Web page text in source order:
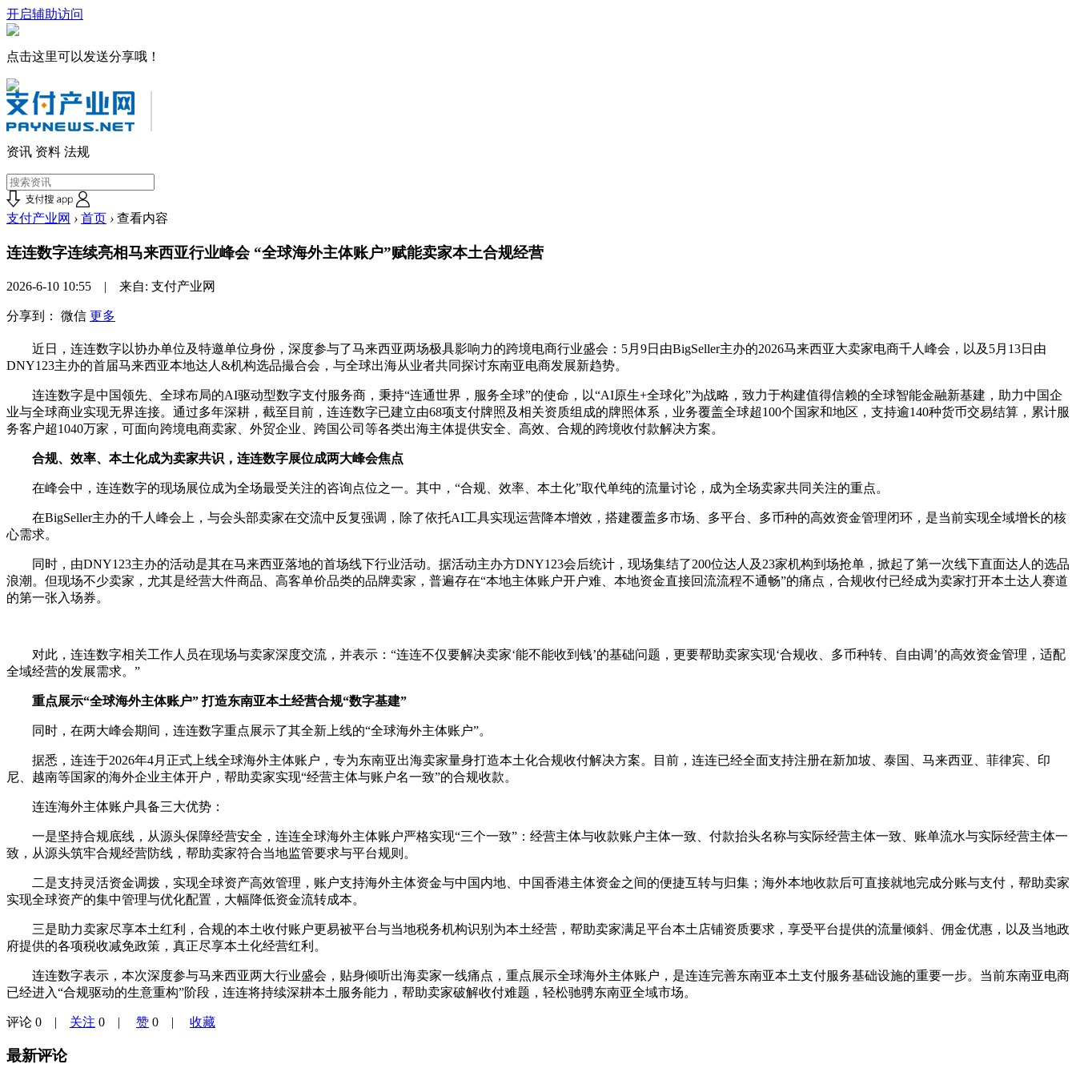
开启辅助访问
点击这里可以发送分享哦！
资讯 资料 法规
支付产业网 › 首页 › 查看内容
连连数字连续亮相马来西亚行业峰会 “全球海外主体账户”赋能卖家本土合规经营
2026-6-10 10:55 | 来自: 支付产业网
分享到： 微信 更多
近日，连连数字以协办单位及特邀单位身份，深度参与了马来西亚两场极具影响力的跨境电商行业盛会：5月9日由BigSeller主办的2026马来西亚大卖家电商千人峰会，以及5月13日由
DNY123主办的首届马来西亚本地达人&机构选品撮合会，与全球出海从业者共同探讨东南亚电商发展新趋势。
连连数字是中国领先、全球布局的AI驱动型数字支付服务商，秉持“连通世界，服务全球”的使命，以“AI原生+全球化”为战略，致力于构建值得信赖的全球智能金融新基建，助力中国企
业与全球商业实现无界连接。通过多年深耕，截至目前，连连数字已建立由68项支付牌照及相关资质组成的牌照体系，业务覆盖全球超100个国家和地区，支持逾140种货币交易结算，累计服
务客户超1040万家，可面向跨境电商卖家、外贸企业、跨国公司等各类出海主体提供安全、高效、合规的跨境收付款解决方案。
合规、效率、本土化成为卖家共识，连连数字展位成两大峰会焦点
在峰会中，连连数字的现场展位成为全场最受关注的咨询点位之一。其中，“合规、效率、本土化”取代单纯的流量讨论，成为全场卖家共同关注的重点。
在BigSeller主办的千人峰会上，与会头部卖家在交流中反复强调，除了依托AI工具实现运营降本增效，搭建覆盖多市场、多平台、多币种的高效资金管理闭环，是当前实现全域增长的核
心需求。
同时，由DNY123主办的活动是其在马来西亚落地的首场线下行业活动。据活动主办方DNY123会后统计，现场集结了200位达人及23家机构到场抢单，掀起了第一次线下直面达人的选品
浪潮。但现场不少卖家，尤其是经营大件商品、高客单价品类的品牌卖家，普遍存在“本地主体账户开户难、本地资金直接回流流程不通畅”的痛点，合规收付已经成为卖家打开本土达人赛道
的第一张入场券。
对此，连连数字相关工作人员在现场与卖家深度交流，并表示：“连连不仅要解决卖家‘能不能收到钱’的基础问题，更要帮助卖家实现‘合规收、多币种转、自由调’的高效资金管理，适配
全域经营的发展需求。”
重点展示“全球海外主体账户” 打造东南亚本土经营合规“数字基建”
同时，在两大峰会期间，连连数字重点展示了其全新上线的“全球海外主体账户”。
据悉，连连于2026年4月正式上线全球海外主体账户，专为东南亚出海卖家量身打造本土化合规收付解决方案。目前，连连已经全面支持注册在新加坡、泰国、马来西亚、菲律宾、印
尼、越南等国家的海外企业主体开户，帮助卖家实现“经营主体与账户名一致”的合规收款。
连连海外主体账户具备三大优势：
一是坚持合规底线，从源头保障经营安全，连连全球海外主体账户严格实现“三个一致”：经营主体与收款账户主体一致、付款抬头名称与实际经营主体一致、账单流水与实际经营主体一
致，从源头筑牢合规经营防线，帮助卖家符合当地监管要求与平台规则。
二是支持灵活资金调拨，实现全球资产高效管理，账户支持海外主体资金与中国内地、中国香港主体资金之间的便捷互转与归集；海外本地收款后可直接就地完成分账与支付，帮助卖家
实现全球资产的集中管理与优化配置，大幅降低资金流转成本。
三是助力卖家尽享本土红利，合规的本土收付账户更易被平台与当地税务机构识别为本土经营，帮助卖家满足平台本土店铺资质要求，享受平台提供的流量倾斜、佣金优惠，以及当地政
府提供的各项税收减免政策，真正尽享本土化经营红利。
连连数字表示，本次深度参与马来西亚两大行业盛会，贴身倾听出海卖家一线痛点，重点展示全球海外主体账户，是连连完善东南亚本土支付服务基础设施的重要一步。当前东南亚电商
已经进入“合规驱动的生意重构”阶段，连连将持续深耕本土服务能力，帮助卖家破解收付难题，轻松驰骋东南亚全域市场。
评论 0 | 关注 0 | 赞 0 | 收藏
最新评论